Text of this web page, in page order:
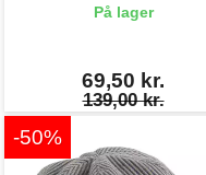
På lager
69,50 kr.
139,00 kr.
-50%